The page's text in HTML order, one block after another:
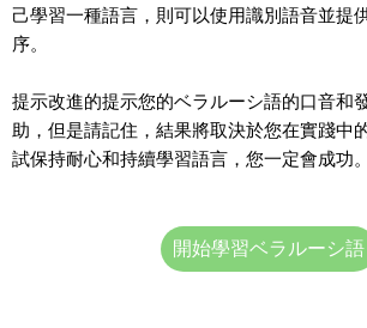
己學習一種語言，則可以使用識別語音並提
序。
提示改進的提示您的ベラルーシ語的口音和
助，但是請記住，結果將取決於您在實踐中
試保持耐心和持續學習語言，您一定會成功。
開始學習ベラルーシ語